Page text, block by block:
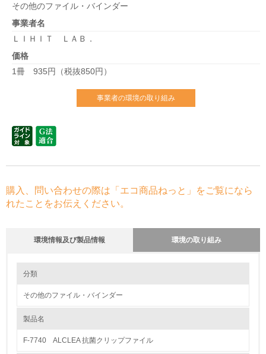
その他のファイル・バインダー
事業者名
ＬＩＨＩＴ ＬＡＢ．
価格
1冊 935円（税抜850円）
事業者の環境の取り組み
購入、問い合わせの際は「エコ商品ねっと」をご覧になら
れたことをお伝えください。
環境情報及び製品情報 環境の取り組み
1.環境取り組み体制
分類
その他のファイル・バインダー
製品名
F-7740 ALCLEA 抗菌クリップファイル